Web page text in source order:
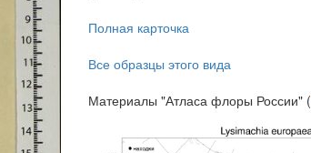
Полная карточка
Все образцы этого вида
Материалы "Атласа флоры России" (